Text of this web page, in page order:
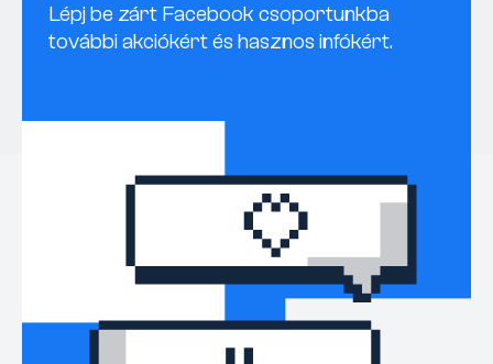
Lépj be zárt Facebook csoportunkba
további akciókért és hasznos infókért.